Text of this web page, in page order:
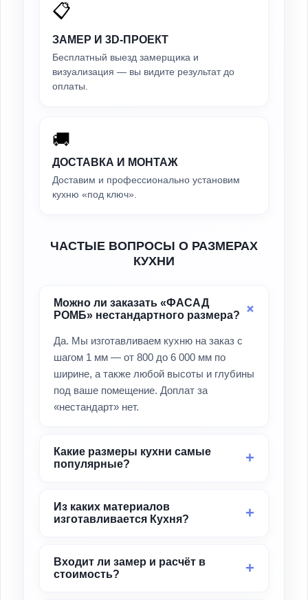
📋
ЗАМЕР И 3D-ПРОЕКТ
Бесплатный выезд замерщика и
визуализация — вы видите результат до
оплаты.
🚚
ДОСТАВКА И МОНТАЖ
Доставим и профессионально установим
кухню «под ключ».
ЧАСТЫЕ ВОПРОСЫ О РАЗМЕРАХ
КУХНИ
Можно ли заказать «ФАСАД
РОМБ» нестандартного размера?
Да. Мы изготавливаем кухню на заказ с
шагом 1 мм — от 800 до 6 000 мм по
ширине, а также любой высоты и глубины
под ваше помещение. Доплат за
«нестандарт» нет.
Какие размеры кухни самые
популярные?
Из каких материалов
изготавливается Кухня?
Входит ли замер и расчёт в
стоимость?